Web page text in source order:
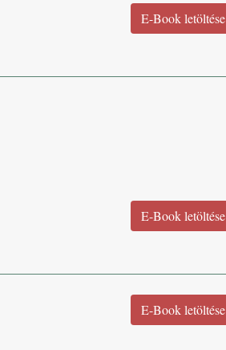
E-Book letöltése
E-Book letöltése
E-Book letöltése